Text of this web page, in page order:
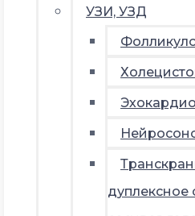
УЗИ, УЗД
дуплексное